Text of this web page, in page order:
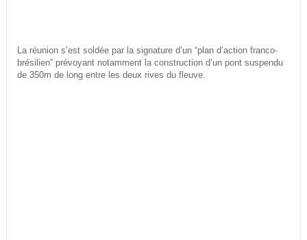
La réunion s’est soldée par la signature d’un “plan d’action franco-
brésilien” prévoyant notamment la construction d’un pont suspendu
de 350m de long entre les deux rives du fleuve.